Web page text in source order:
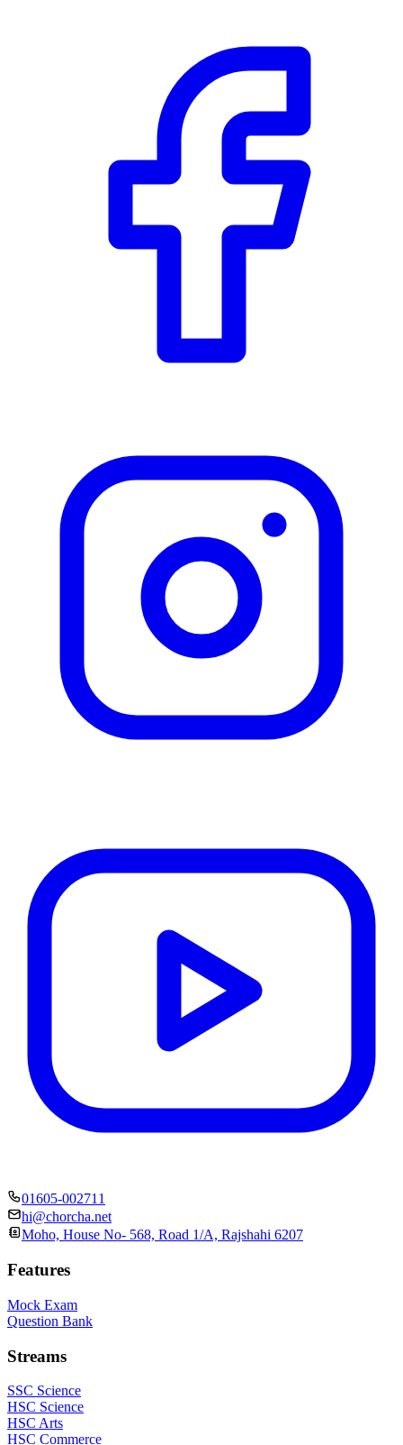
01605-002711
hi@chorcha.net
Moho, House No- 568, Road 1/A, Rajshahi 6207
Features
Mock Exam
Question Bank
Streams
SSC Science
HSC Science
HSC Arts
HSC Commerce